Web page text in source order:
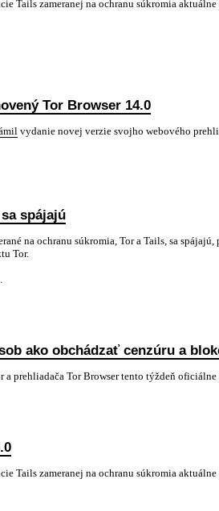
Tails zameranej na ochranu súkromia aktuálne
Tor Browser 14.0
vydanie novej verzie svojho webového
spájajú
na ochranu súkromia, Tor a Tails, sa
Tor.
ako obchádzať cenzúru a
a prehliadača Tor Browser tento týždeň oficiálne
Tails zameranej na ochranu súkromia aktuálne